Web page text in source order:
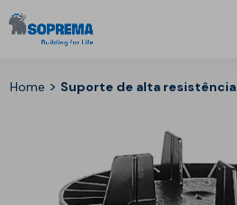
Home > Suporte de alta resistência